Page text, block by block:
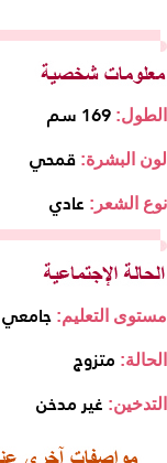
الطول: 169 سم
لون البشرة: قمحي
نوع الشعر: عادي
مستوى التعليم: جامعي
الحالة: متزوج
التدخين: غير مدخن